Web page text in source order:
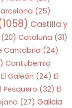
(25)
Castilla y
(20) Cataluña (31)
Cantabria (24)
Contubernio
El Galeón (24) El
Pesquero (32) El
(27) Galicia